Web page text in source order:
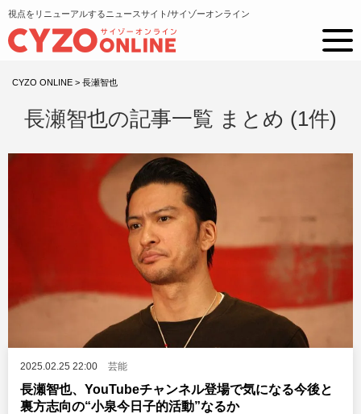
視点をリニューアルするニュースサイト/サイゾーオンライン
CYZO ONLINE > 長瀬智也
長瀬智也の記事一覧 まとめ (1件)
2025.02.25 22:00 芸能
長瀬智也、YouTubeチャンネル登場で気になる今後と
裏方志向の“小泉今日子的活動”なるか